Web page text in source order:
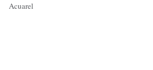
Acuarel